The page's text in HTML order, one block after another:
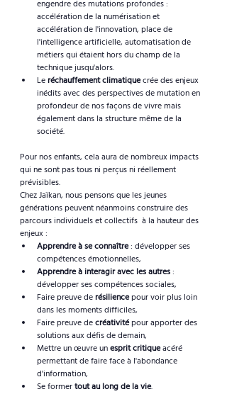
engendre des mutations profondes :
accélération de la numérisation et
accélération de l'innovation, place de
l'intelligence artificielle, automatisation de
métiers qui étaient hors du champ de la
technique jusqu'alors.
Le réchauffement climatique crée des enjeux
inédits avec des perspectives de mutation en
profondeur de nos façons de vivre mais
également dans la structure même de la
société.
Pour nos enfants, cela aura de nombreux impacts
qui ne sont pas tous ni perçus ni réellement
prévisibles.
Chez Jaïkan, nous pensons que les jeunes
générations peuvent néanmoins construire des
parcours individuels et collectifs  à la hauteur des
enjeux :
Apprendre à se connaître : développer ses
compétences émotionnelles,
Apprendre à interagir avec les autres :
développer ses compétences sociales,
Faire preuve de résilience pour voir plus loin
dans les moments difficiles,
Faire preuve de créativité pour apporter des
solutions aux défis de demain,
Mettre un œuvre un esprit critique acéré
permettant de faire face à l'abondance
d'information,
Se former tout au long de la vie.